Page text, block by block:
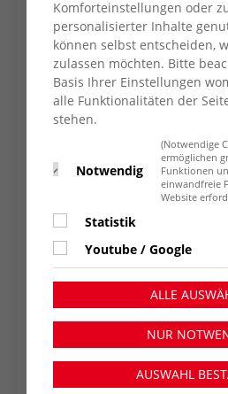
respektvoll zu vertreten. Die
lässt uns daran zweifeln,
gegebenen Umständen
„Wir möchten eine
demokratischer
stattfinden kann“,
Vorstandsvorsitzender
enger Abstimmung
Kreisausschuss. „Wenn
dazu führen, dass eine
hinterfragen, ob sie ihrem
werden kann.“
Demokratisches
notwendig
Komforteinstellungen oder
personalisierter Inhalte
können selbst entscheiden,
zulassen möchten. Bitte
Basis Ihrer Einstellungen
alle Funktionalitäten der
stehen.
Notwendig
(Notwendige
ermöglichen
Funktionen
einwandfreie
Website
Statistik
Youtube / Google
ALLE
NUR
AUSWAHL